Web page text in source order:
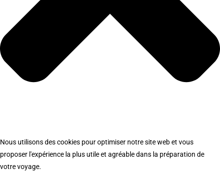
Nous utilisons des cookies pour optimiser notre site web et vous
proposer l'expérience la plus utile et agréable dans la préparation de
votre voyage.